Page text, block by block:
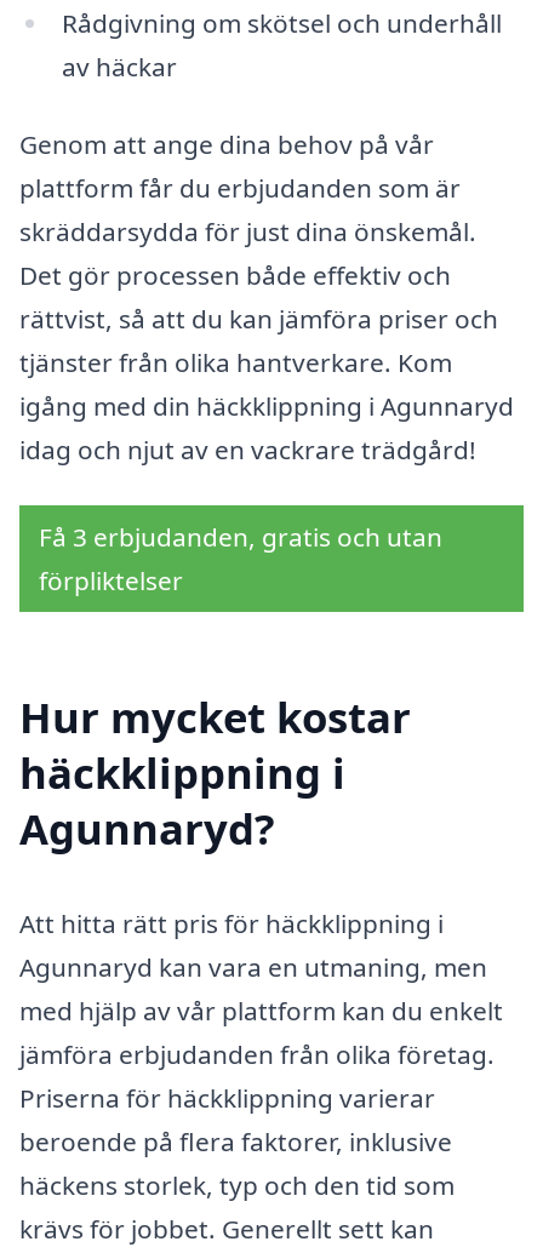
Rådgivning om skötsel och underhåll
av häckar
Genom att ange dina behov på vår
plattform får du erbjudanden som är
skräddarsydda för just dina önskemål.
Det gör processen både effektiv och
rättvist, så att du kan jämföra priser och
tjänster från olika hantverkare. Kom
igång med din häckklippning i Agunnaryd
idag och njut av en vackrare trädgård!
Få 3 erbjudanden, gratis och utan
förpliktelser
Hur mycket kostar
häckklippning i
Agunnaryd?
Att hitta rätt pris för häckklippning i
Agunnaryd kan vara en utmaning, men
med hjälp av vår plattform kan du enkelt
jämföra erbjudanden från olika företag.
Priserna för häckklippning varierar
beroende på flera faktorer, inklusive
häckens storlek, typ och den tid som
krävs för jobbet. Generellt sett kan